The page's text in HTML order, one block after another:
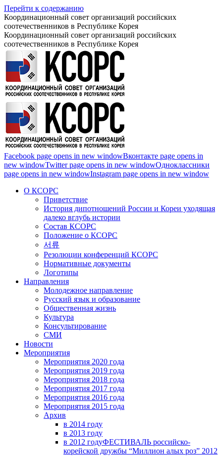
Перейти к содержанию
Координационный совет организаций российских
соотечественников в Республике Корея
Координационный совет организаций российских
соотечественников в Республике Корея
Facebook page opens in new windowВконтакте page opens in
new windowTwitter page opens in new windowОдноклассники
page opens in new windowInstagram page opens in new window
О КСОРС
Приветствие
История дипотношений России и Кореи уходящая
далеко вглубь истории
Состав КСОРС
Положение о КСОРС
서류
Резолюции конференций КСОРС
Нормативные документы
Логотипы
Направления
Молодежное направление
Русский язык и образование
Общественная жизнь
Культура
Консультирование
СМИ
Новости
Мероприятия
Мероприятия 2020 года
Мероприятия 2019 года
Мероприятия 2018 годa
Мероприятия 2017 года
Мероприятия 2016 года
Мероприятия 2015 года
Архив
в 2014 году
в 2013 году
в 2012 годуФЕСТИВАЛЬ российско-
корейской дружбы “Миллион алых роз” 2012